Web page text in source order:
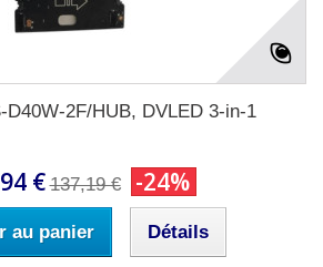
D40W-2F/HUB, DVLED 3-in-1
€ 137,19 € -24%
au panier Détails